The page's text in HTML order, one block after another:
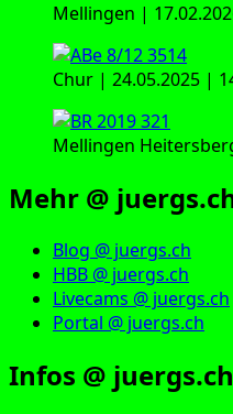
Mellingen |
Chur | 24.05.2025 |
Mellingen
Mehr @
Blog @ juergs.ch
HBB @ juergs.ch
Livecams @ juergs.ch
Portal @ juergs.ch
Infos @ juergs.ch